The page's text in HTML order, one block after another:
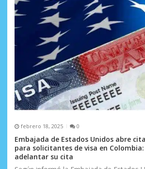
n
t
r
d
a
s
febrero 18, 2025 0
Embajada de Estados Unidos abre
para solicitantes de visa en
adelantar su cita